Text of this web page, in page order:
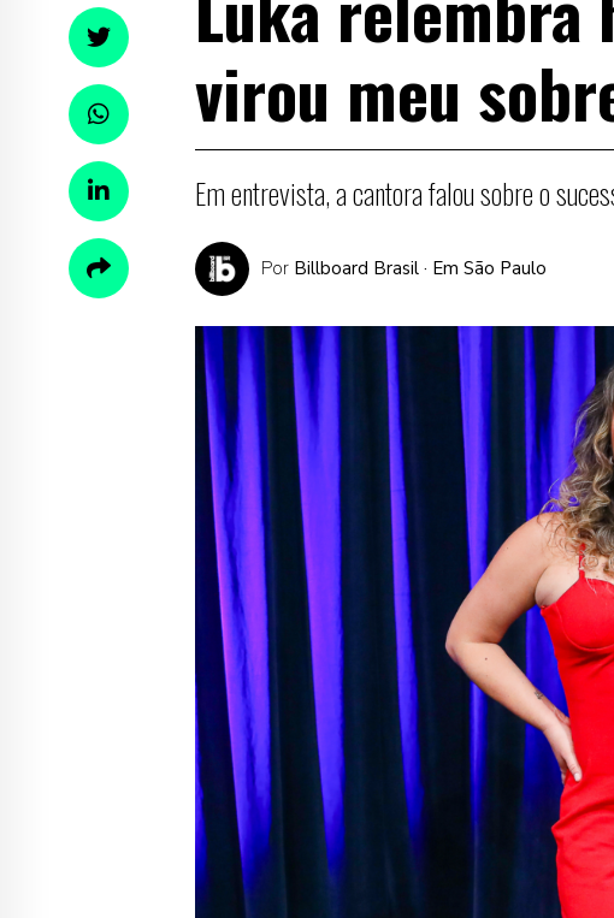
virou meu
Em entrevista, a cantora falou sobre o
Por Billboard Brasil · Em São Paulo